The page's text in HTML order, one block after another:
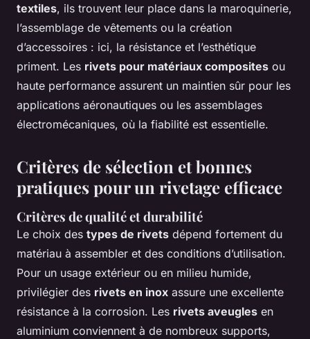
textiles, ils trouvent leur place dans la maroquinerie,
l’assemblage de vêtements ou la création
d’accessoires : ici, la résistance et l’esthétique
priment. Les rivets pour matériaux composites ou
haute performance assurent un maintien sûr pour les
applications aéronautiques ou les assemblages
électromécaniques, où la fiabilité est essentielle.
Critères de sélection et bonnes
pratiques pour un rivetage efficace
Critères de qualité et durabilité
Le choix des types de rivets dépend fortement du
matériau à assembler et des conditions d’utilisation.
Pour un usage extérieur ou en milieu humide,
privilégier des rivets en inox assure une excellente
résistance à la corrosion. Les rivets aveugles en
aluminium conviennent à de nombreux supports,